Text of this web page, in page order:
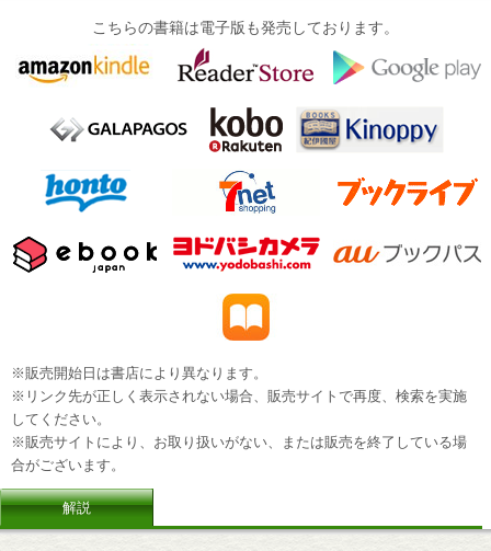
こちらの書籍は電子版も発売しております。
※販売開始日は書店により異なります。
※リンク先が正しく表示されない場合、販売サイトで再度、検索を実施
してください。
※販売サイトにより、お取り扱いがない、または販売を終了している場
合がございます。
解説